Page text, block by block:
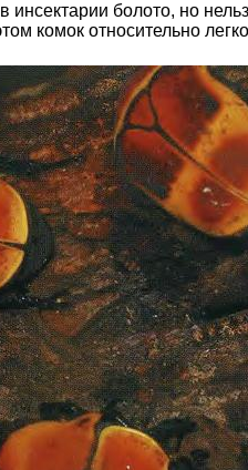
болото, но
комок относительно